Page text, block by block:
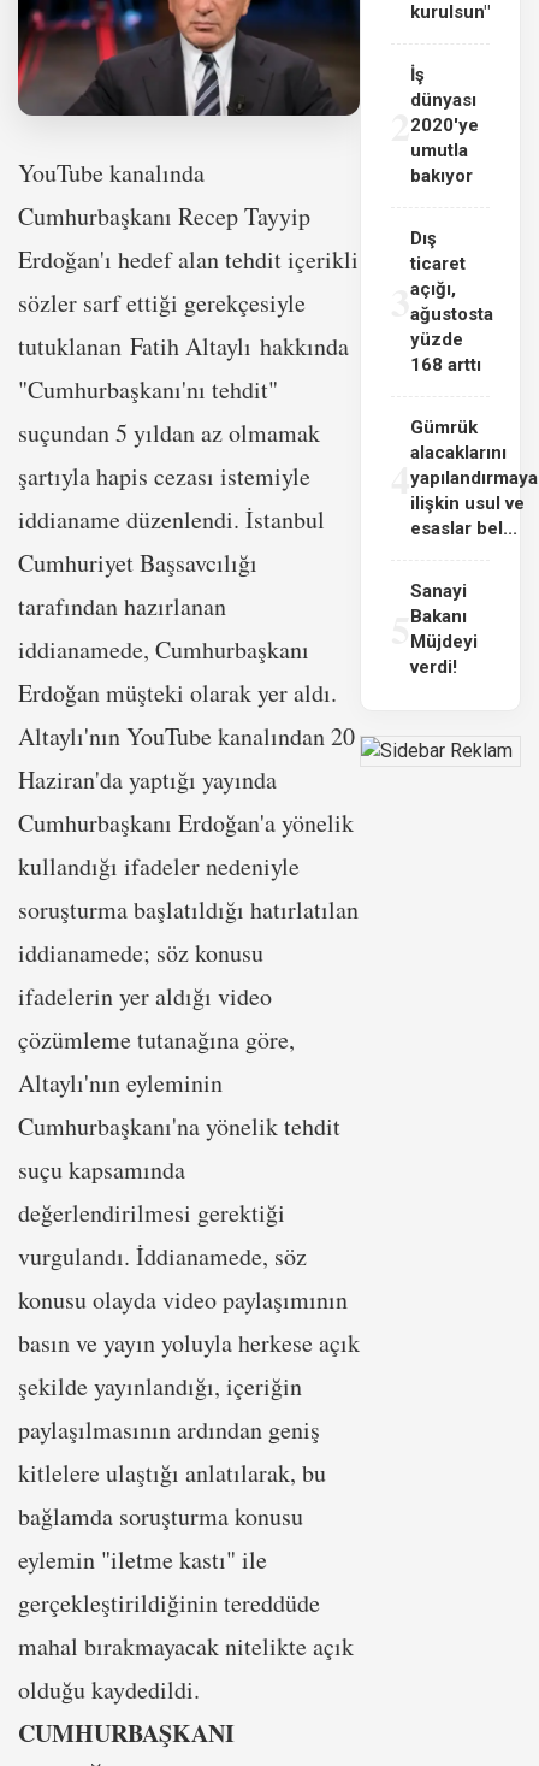
YouTube kanalında
Cumhurbaşkanı Recep Tayyip
Erdoğan'ı hedef alan tehdit içerikli
sözler sarf ettiği gerekçesiyle
tutuklanan Fatih Altaylı hakkında
"Cumhurbaşkanı'nı tehdit"
suçundan 5 yıldan az olmamak
şartıyla hapis cezası istemiyle
iddianame düzenlendi. İstanbul
Cumhuriyet Başsavcılığı
tarafından hazırlanan
iddianamede, Cumhurbaşkanı
Erdoğan müşteki olarak yer aldı.
Altaylı'nın YouTube kanalından 20
Haziran'da yaptığı yayında
Cumhurbaşkanı Erdoğan'a yönelik
kullandığı ifadeler nedeniyle
soruşturma başlatıldığı hatırlatılan
iddianamede; söz konusu
ifadelerin yer aldığı video
çözümleme tutanağına göre,
Altaylı'nın eyleminin
Cumhurbaşkanı'na yönelik tehdit
suçu kapsamında
değerlendirilmesi gerektiği
vurgulandı. İddianamede, söz
konusu olayda video paylaşımının
basın ve yayın yoluyla herkese açık
şekilde yayınlandığı, içeriğin
paylaşılmasının ardından geniş
kitlelere ulaştığı anlatılarak, bu
bağlamda soruşturma konusu
eylemin "iletme kastı" ile
gerçekleştirildiğinin tereddüde
mahal bırakmayacak nitelikte açık
olduğu kaydedildi.
CUMHURBAŞKANI
kurulsun"
İş
dünyası
2020'ye
umutla
bakıyor
3
Dış
ticaret
açığı,
ağustosta
yüzde
168 arttı
4
Gümrük
alacaklarını
yapılandırmaya
ilişkin usul ve
esaslar bel...
Sanayi
Bakanı
Müjdeyi
verdi!